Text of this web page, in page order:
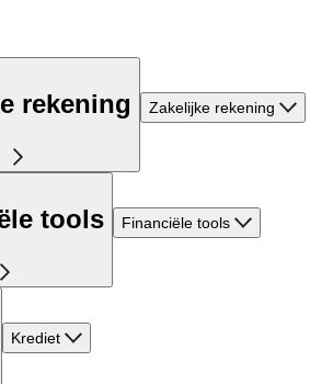
rekening Zakelijke rekening
tools Financiële tools
Krediet